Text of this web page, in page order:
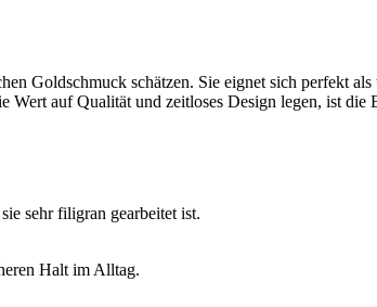
Goldschmuck schätzen. Sie eignet sich perfekt
auf Qualität und zeitloses Design legen, ist die
sehr filigran gearbeitet ist.
Halt im Alltag.